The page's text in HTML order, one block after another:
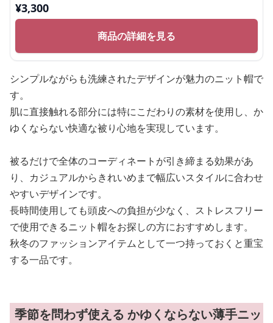
¥3,300
商品の詳細を見る
シンプルながらも洗練されたデザインが魅力のニット帽で
す。
肌に直接触れる部分には特にこだわりの素材を使用し、か
ゆくならない快適な被り心地を実現しています。
被るだけで全体のコーディネートが引き締まる効果があ
り、カジュアルからきれいめまで幅広いスタイルに合わせ
やすいデザインです。
長時間使用しても頭皮への負担が少なく、ストレスフリー
で使用できるニット帽をお探しの方におすすめします。
秋冬のファッションアイテムとして一つ持っておくと重宝
する一品です。
季節を問わず使える かゆくならない薄手ニッ